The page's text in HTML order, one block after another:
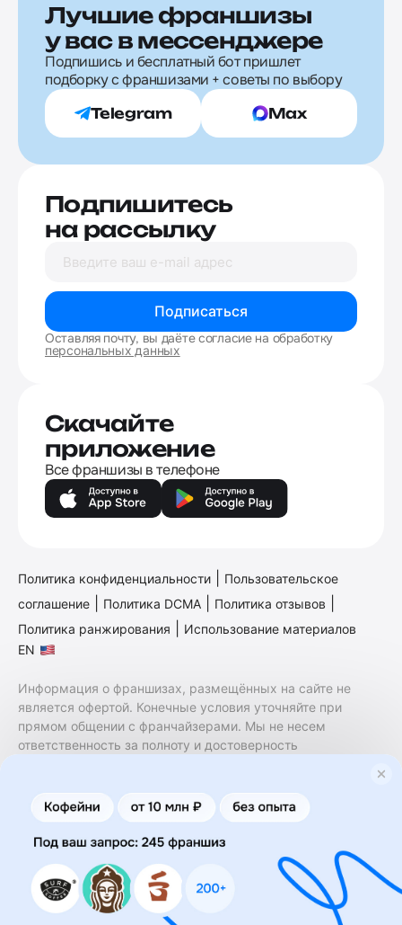
Лучшие франшизы
у вас в мессенджере
Подпишись и бесплатный бот пришлет
подборку с франшизами + советы по выбору
Telegram Max
Подпишитесь
на рассылку
Подписаться
Оставляя почту, вы даёте согласие на обработку
персональных данных
Скачайте
приложение
Все франшизы в телефоне
Политика конфиденциальности
Пользовательское
соглашение
Политика DCMA Политика отзывов
Политика ранжирования
Использование материалов
EN
Информация о франшизах, размещённых на сайте не
является офертой. Конечные условия уточняйте при
прямом общении с франчайзерами. Мы не несем
ответственность за полноту и достоверность
финансовые услуги. Заключение договоров
коммерческой концессии (франчайзинга) осуществляется
правообладателями/их представителями. Бизнесменс.ру
не является посредником или представителем
правообладателя и не несет ответственность за условия
предоставления франшизы и действия лиц,
осуществленные на основании информации, имеющейся